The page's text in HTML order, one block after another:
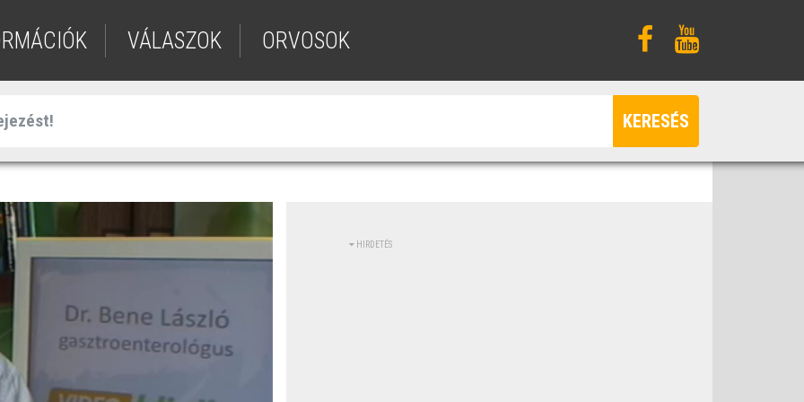
VÁLASZOK ORVOSOK
KERESÉS
HIRDETÉS